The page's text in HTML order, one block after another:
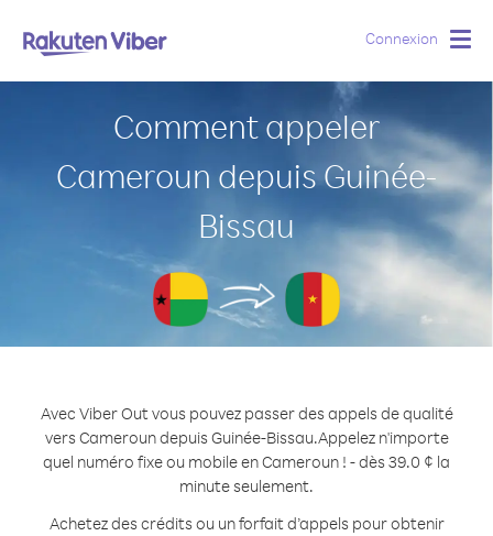
Connexion
Comment appeler
Cameroun depuis Guinée-
Bissau
Avec Viber Out vous pouvez passer des appels de qualité
vers Cameroun depuis Guinée-Bissau.Appelez n'importe
quel numéro fixe ou mobile en Cameroun ! - dès 39.0 ¢ la
minute seulement.
Achetez des crédits ou un forfait d’appels pour obtenir